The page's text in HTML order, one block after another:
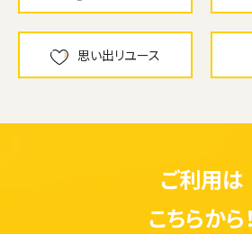
思い出リユース
ご利用は
こちらから！